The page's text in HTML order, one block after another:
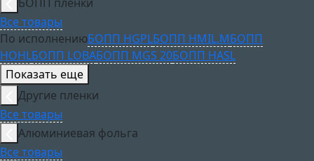
Все товары
По исполнениюБОПП HGPLБОПП HMIL.MБОПП
HOHLБОПП LOBAБОПП MGS 20БОПП HASL
Показать еще
Другие пленки
Все товары
Алюминиевая фольга
Все товары